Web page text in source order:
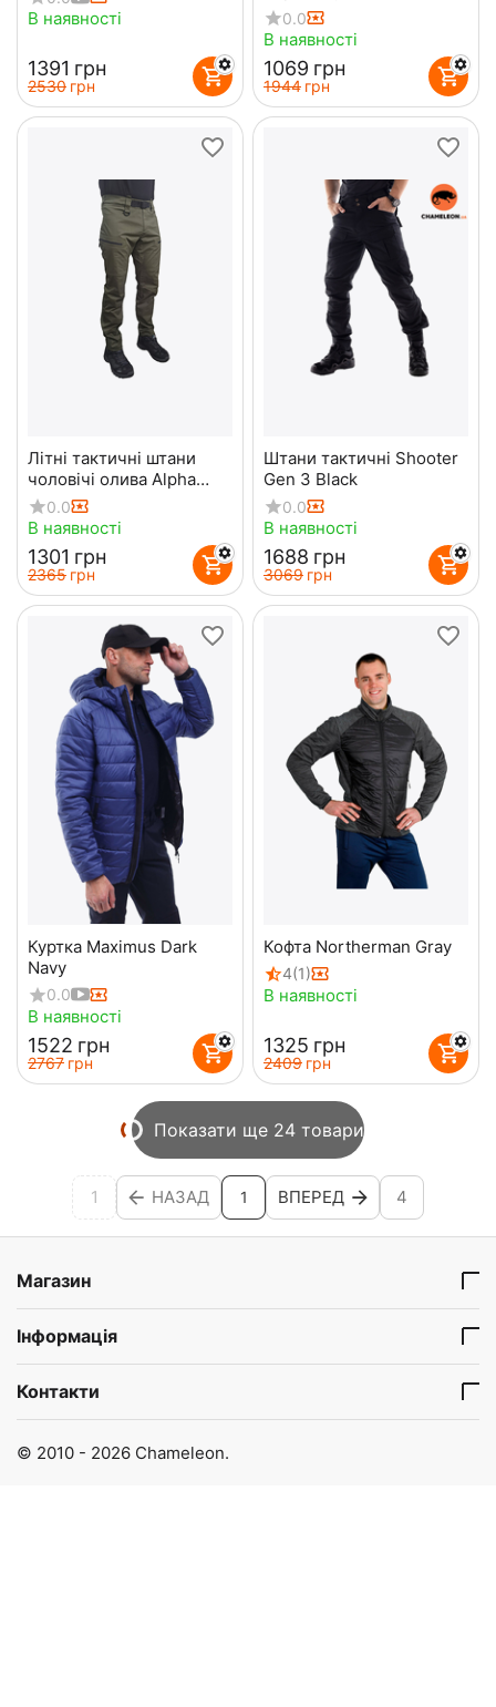
В наявності
‍1391‍ грн
‍2530‍ грн
Black
0.0
В наявності
‍1069‍ грн
‍1944‍ грн
Літні тактичні штани
чоловічі олива Alpha
Summer Flex
0.0
В наявності
‍1301‍ грн
‍2365‍ грн
Штани тактичні Shooter
Gen 3 Black
0.0
В наявності
‍1688‍ грн
‍3069‍ грн
Куртка Maximus Dark
Navy
0.0
В наявності
‍1522‍ грн
‍2767‍ грн
Кофта Northerman Gray
4(1)
В наявності
‍1325‍ грн
‍2409‍ грн
Показати ще 24 товари
1 НАЗАД 1 ВПЕРЕД 4
Магазин
Інформація
Контакти
© 2010 - 2026 Chameleon.